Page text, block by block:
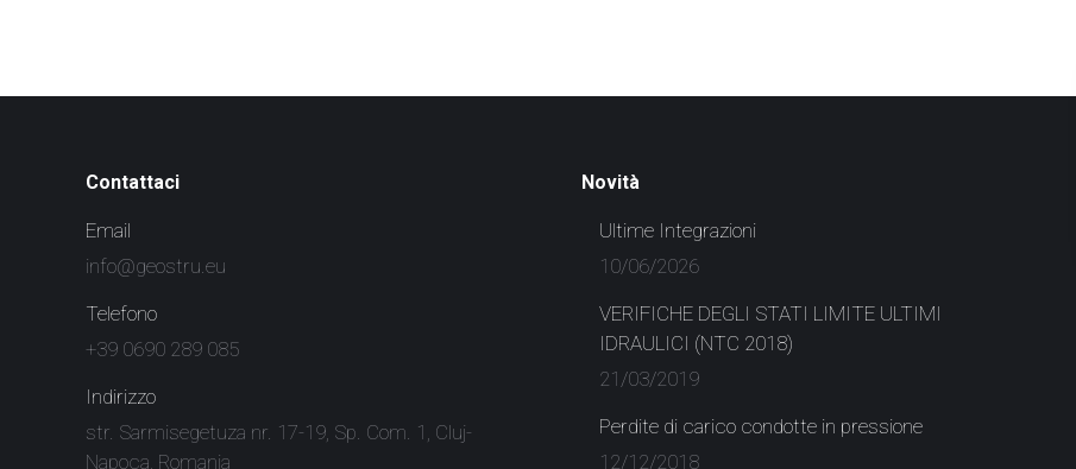
Contattaci
Email
info@geostru.eu
Telefono
+39 0690 289 085
Indirizzo
str. Sarmisegetuza nr. 17-19, Sp. Com. 1, Cluj-
Napoca, Romania
Novità
Ultime Integrazioni
10/06/2026
VERIFICHE DEGLI STATI LIMITE ULTIMI
IDRAULICI (NTC 2018)
21/03/2019
Perdite di carico condotte in pressione
12/12/2018